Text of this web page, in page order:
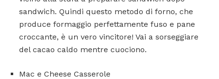
sandwich. Quindi questo metodo di forno, che
produce formaggio perfettamente fuso e pane
croccante, è un vero vincitore! Vai a sorseggiare
del cacao caldo mentre cuociono.
Mac e Cheese Casserole